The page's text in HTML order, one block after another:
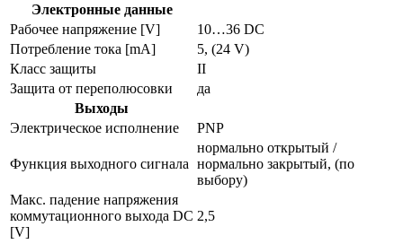
Электронные данные
Рабочее напряжение [V]
10…36 DC
Потребление тока [mA]
5, (24 V)
Класс защиты
II
Защита от переполюсовки
да
Выходы
Электрическое исполнение
PNP
Функция выходного сигнала
нормально открытый /
нормально закрытый, (по
выбору)
Макс. падение напряжения
коммутационного выхода DC
[V]
2,5